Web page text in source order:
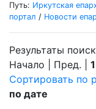
Путь: Иркутская
портал / Новости
Результаты
Начало | Пред. | 1
Сортировать по
по дате